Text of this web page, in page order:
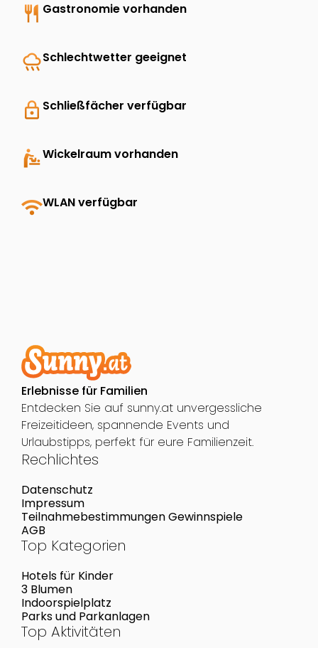
restaurant Gastronomie vorhanden
rainySchlechtwetter geeignet
lock Schließfächer verfügbar
baby_changing_stationWickelraum vorhanden
wifiWLAN verfügbar
Erlebnisse für Familien
Entdecken Sie auf sunny.at unvergessliche
Freizeitideen, spannende Events und
Urlaubstipps, perfekt für eure Familienzeit.
Rechlichtes
Datenschutz
Impressum
Teilnahmebestimmungen Gewinnspiele
AGB
Top Kategorien
Hotels für Kinder
3 Blumen
Indoorspielplatz
Parks und Parkanlagen
Top Aktivitäten